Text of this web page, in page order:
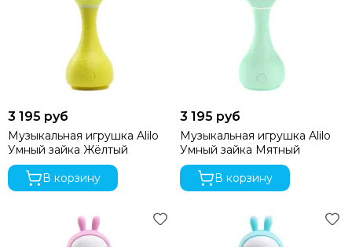
3 195 руб
Музыкальная игрушка Alilo
Умный зайка Жёлтый
В корзину
3 195 руб
Музыкальная игрушка Alilo
Умный зайка Мятный
В корзину